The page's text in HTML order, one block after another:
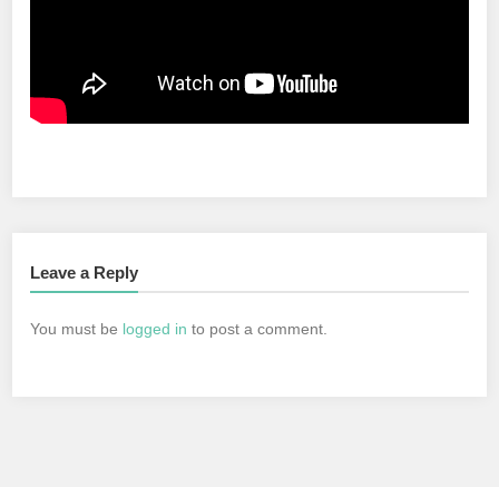
Leave a Reply
You must be logged in to post a comment.